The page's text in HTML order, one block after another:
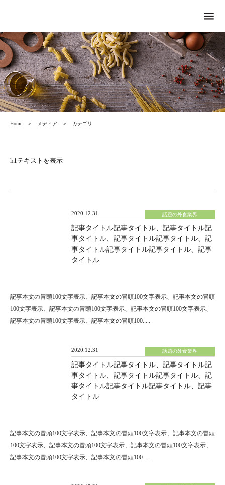
menu
Home ＞ メディア ＞ カテゴリ
h1テキストを表示
2020.12.31 話題の外食業界
記事タイトル記事タイトル、記事タイトル記
事タイトル、記事タイトル記事タイトル、記
事タイトル記事タイトル記事タイトル、記事
タイトル
記事本文の冒頭100文字表示、記事本文の冒頭100文字表示、記事本文の冒頭
100文字表示、記事本文の冒頭100文字表示、記事本文の冒頭100文字表示、
記事本文の冒頭100文字表示、記事本文の冒頭100.....
2020.12.31 話題の外食業界
記事タイトル記事タイトル、記事タイトル記
事タイトル、記事タイトル記事タイトル、記
事タイトル記事タイトル記事タイトル、記事
タイトル
記事本文の冒頭100文字表示、記事本文の冒頭100文字表示、記事本文の冒頭
100文字表示、記事本文の冒頭100文字表示、記事本文の冒頭100文字表示、
記事本文の冒頭100文字表示、記事本文の冒頭100.....